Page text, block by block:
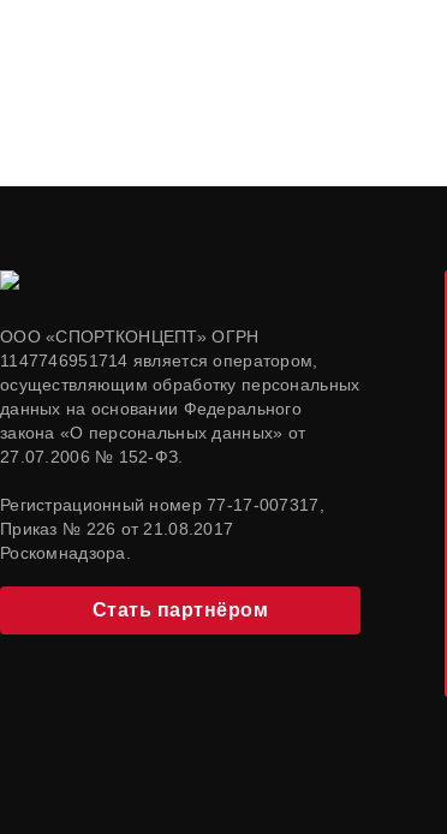
ООО «СПОРТКОНЦЕПТ» ОГРН
1147746951714 является оператором,
осуществляющим обработку персональных
данных на основании Федерального
закона «О персональных данных» от
27.07.2006 № 152-ФЗ.
Регистрационный номер 77-17-007317,
Приказ № 226 от 21.08.2017
Роскомнадзора.
Стать партнёром